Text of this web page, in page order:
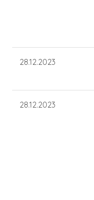
28.12.2023
28.12.2023